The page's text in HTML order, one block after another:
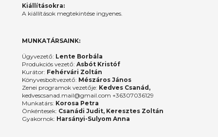
Kiállításokra:
A kiállítások megtekintése ingyenes.
MUNKATÁRSAINK:
Ügyvezető: Lente Borbála
Produkciós vezető: Asbót Kristóf
Kurátor: Fehérvári Zoltán
Könyvesboltvezető: Mészáros János
Zenei programok vezetője: Kedves Csanád,
kedvescsanad.mail@gmail.com +36307036129
Munkatárs: Korosa Petra
Önkéntesek: Csanádi Judit, Keresztes Zoltán
Gyakornok: Harsányi-Sulyom Anna